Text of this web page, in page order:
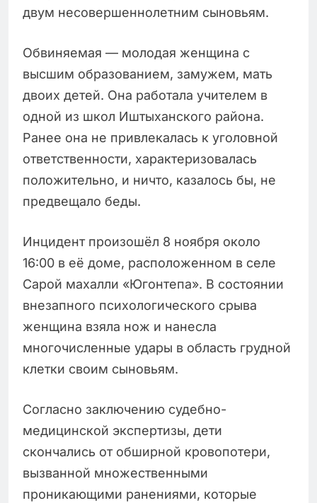
двум несовершеннолетним сыновьям.
Обвиняемая — молодая женщина с
высшим образованием, замужем, мать
двоих детей. Она работала учителем в
одной из школ Иштыханского района.
Ранее она не привлекалась к уголовной
ответственности, характеризовалась
положительно, и ничто, казалось бы, не
предвещало беды.
Инцидент произошёл 8 ноября около
16:00 в её доме, расположенном в селе
Сарой махалли «Югонтепа». В состоянии
внезапного психологического срыва
женщина взяла нож и нанесла
многочисленные удары в область грудной
клетки своим сыновьям.
Согласно заключению судебно-
медицинской экспертизы, дети
скончались от обширной кровопотери,
вызванной множественными
проникающими ранениями, которые